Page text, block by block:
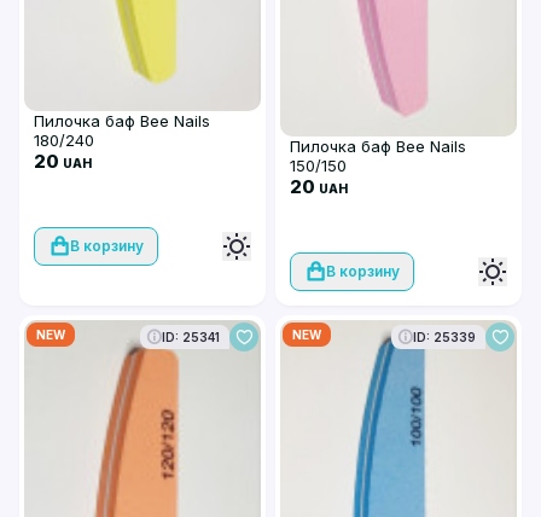
Пилочка баф Bee Nails
180/240
20 UAH
В корзину
Пилочка баф Bee Nails
150/150
20 UAH
В корзину
NEW ID: 25341 NEW ID: 25339